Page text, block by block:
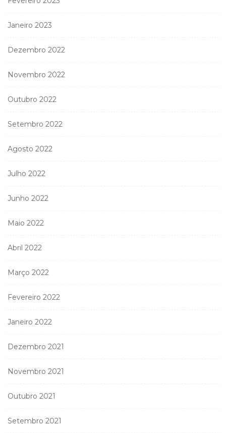
Janeiro 2023
Dezembro 2022
Novembro 2022
Outubro 2022
Setembro 2022
Agosto 2022
Julho 2022
Junho 2022
Maio 2022
Abril 2022
Março 2022
Fevereiro 2022
Janeiro 2022
Dezembro 2021
Novembro 2021
Outubro 2021
Setembro 2021